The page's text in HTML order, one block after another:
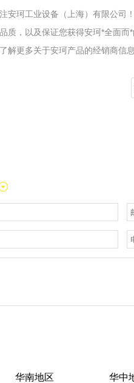
安珂工业设备（上海）有限公司
质，以及保证您获得安珂*全面而
解更多关于安珂产品的经销商信
华南地区 华中